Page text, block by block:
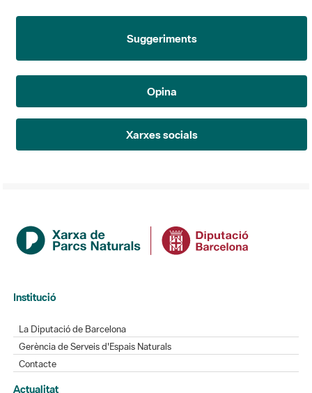
Suggeriments
Opina
Xarxes socials
Institució
La Diputació de Barcelona
Gerència de Serveis d'Espais Naturals
Contacte
Actualitat